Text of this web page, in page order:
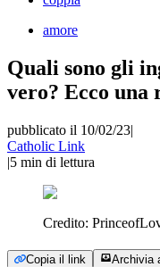
amore
Quali sono gli
vero? Ecco
pubblicato il 10/02/23|
Catholic Link
|5 min di lettura
Credito:
Copia il link Archivia